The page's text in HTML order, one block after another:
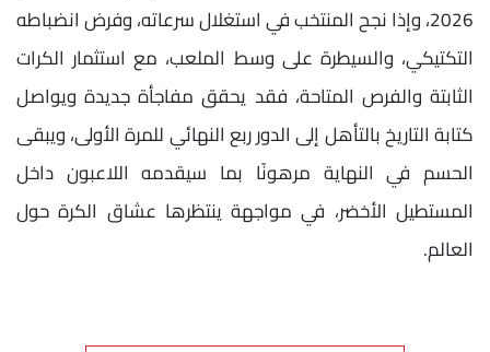
2026، وإذا نجح المنتخب في استغلال سرعاته، وفرض انضباطه
التكتيكي، والسيطرة على وسط الملعب، مع استثمار الكرات
الثابتة والفرص المتاحة، فقد يحقق مفاجأة جديدة ويواصل
كتابة التاريخ بالتأهل إلى الدور ربع النهائي للمرة الأولى، ويبقى
الحسم في النهاية مرهونًا بما سيقدمه اللاعبون داخل
المستطيل الأخضر، في مواجهة ينتظرها عشاق الكرة حول
العالم.